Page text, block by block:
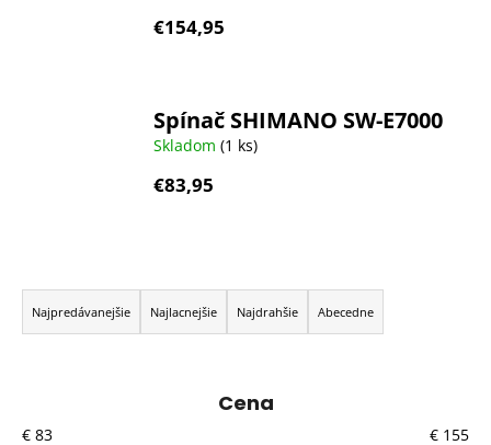
€154,95
Spínač SHIMANO SW-E7000
Skladom (1 ks)
€83,95
R
a
d
i
Najpredávanejšie Najlacnejšie Najdrahšie Abecedne
Cena
€ 83 € 155